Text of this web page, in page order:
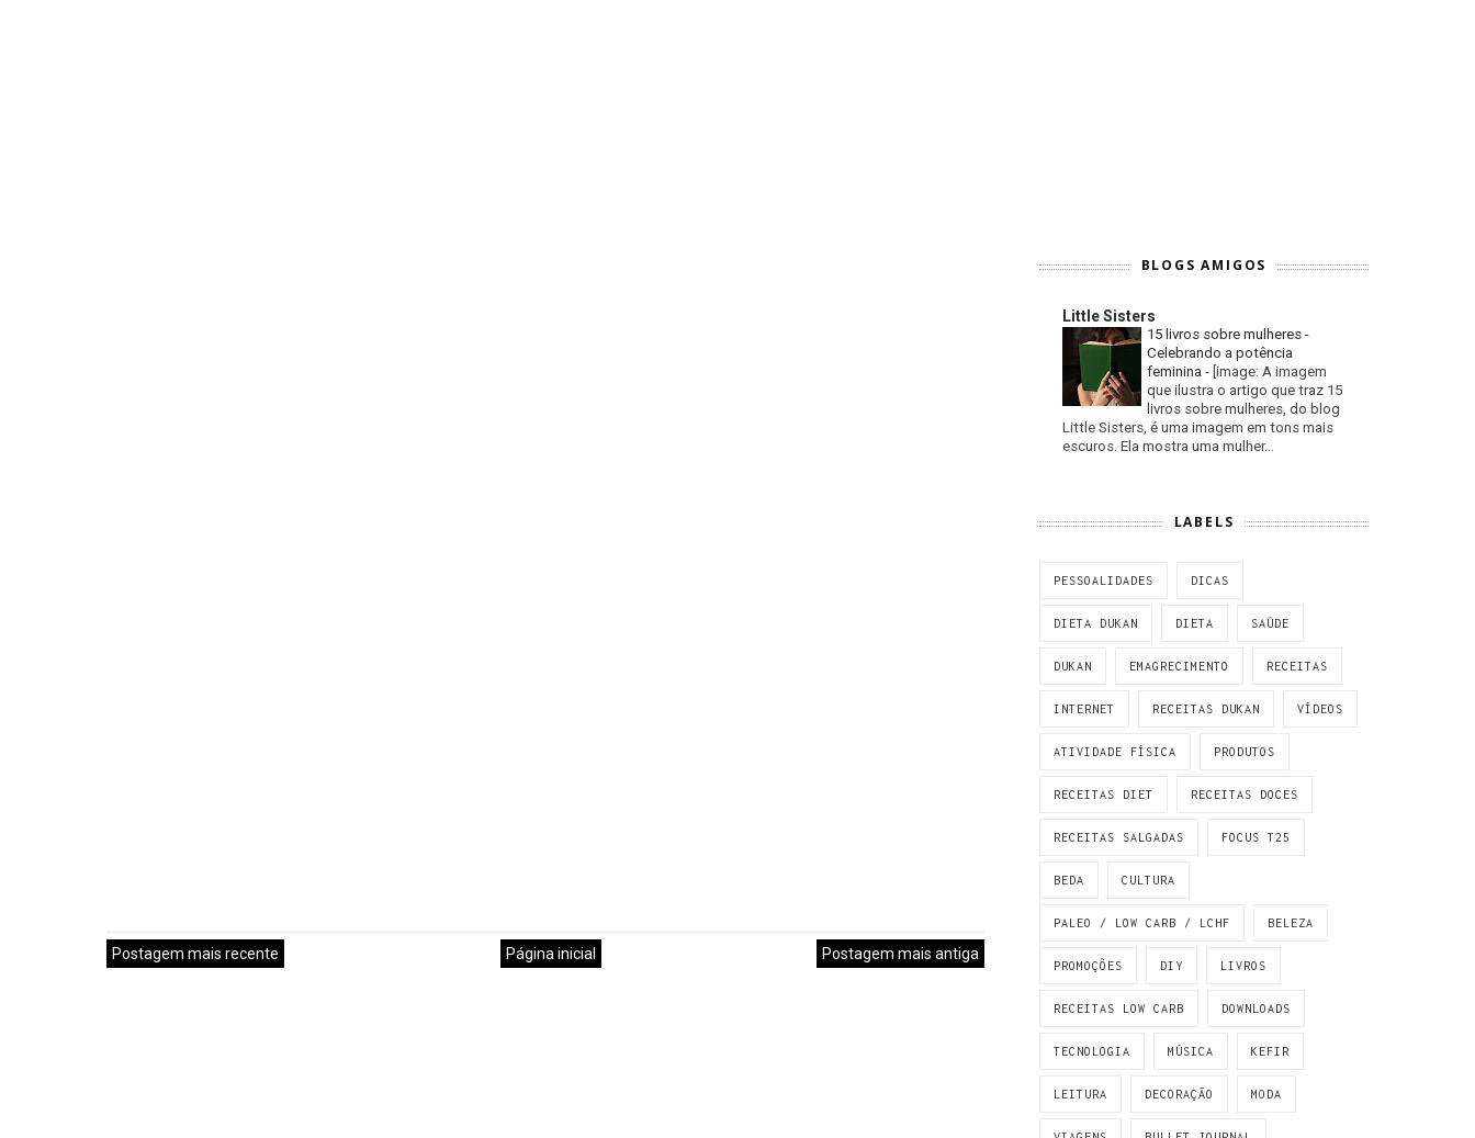
Postagem mais recente Postagem mais antiga
Página inicial
BLOGS AMIGOS
Little Sisters
15 livros sobre mulheres -
Celebrando a potência
feminina - [image: A imagem
que ilustra o artigo que traz 15
livros sobre mulheres, do blog
Little Sisters, é uma imagem em tons mais
escuros. Ela mostra uma mulher...
LABELS
PESSOALIDADES DICAS
DIETA DUKAN DIETA SAÚDE
DUKAN EMAGRECIMENTO RECEITAS
INTERNET RECEITAS DUKAN VÍDEOS
ATIVIDADE FÍSICA PRODUTOS
RECEITAS DIET RECEITAS DOCES
RECEITAS SALGADAS FOCUS T25
BEDA CULTURA
PALEO / LOW CARB / LCHF BELEZA
PROMOÇÕES DIY LIVROS
RECEITAS LOW CARB DOWNLOADS
TECNOLOGIA MÚSICA KEFIR
LEITURA DECORAÇÃO MODA